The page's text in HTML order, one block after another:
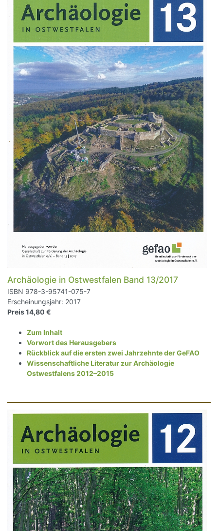
Archäologie in Ostwestfalen Band 13/2017
ISBN 978-3-95741-075-7
Erscheinungsjahr: 2017
Preis 14,80 €
Zum Inhalt
Vorwort des Herausgebers
Rückblick auf die ersten zwei Jahrzehnte der GeFAO
Wissenschaftliche Literatur zur Archäologie
Ostwestfalens 2012–2015